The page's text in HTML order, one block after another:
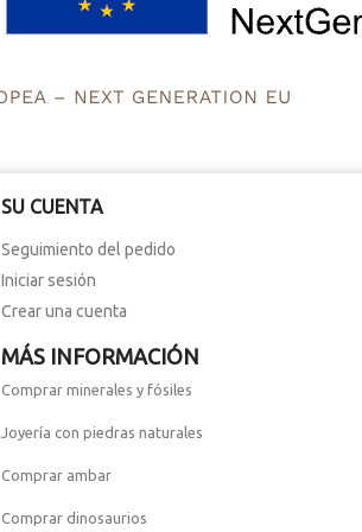
SU CUENTA
Seguimiento del pedido
Iniciar sesión
Crear una cuenta
MÁS INFORMACIÓN
Comprar minerales y fósiles
Joyería con piedras naturales
Comprar ambar
Comprar dinosaurios